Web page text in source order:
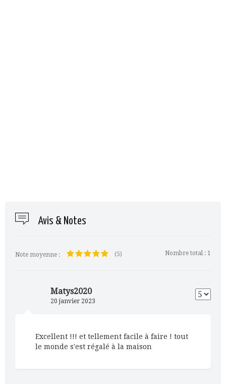
Avis & Notes
Note moyenne : (5) Nombre total : 1
Matys2020
20 janvier 2023
Excellent !!! et tellement facile à faire ! tout
le monde s'est régalé à la maison